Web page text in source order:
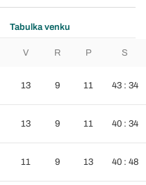
Tabulka venku
V R P S
13 9 11 43 : 34
13 9 11 40 : 34
11 9 13 40 : 48